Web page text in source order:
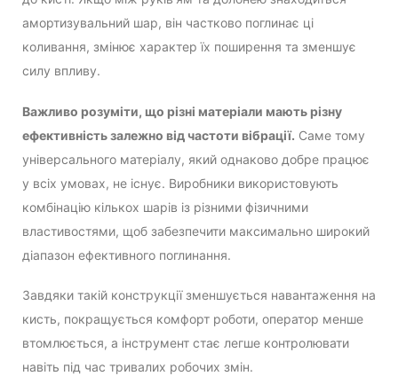
амортизувальний шар, він частково поглинає ці
коливання, змінює характер їх поширення та зменшує
силу впливу.
Важливо розуміти, що різні матеріали мають різну
ефективність залежно від частоти вібрації. Саме тому
універсального матеріалу, який однаково добре працює
у всіх умовах, не існує. Виробники використовують
комбінацію кількох шарів із різними фізичними
властивостями, щоб забезпечити максимально широкий
діапазон ефективного поглинання.
Завдяки такій конструкції зменшується навантаження на
кисть, покращується комфорт роботи, оператор менше
втомлюється, а інструмент стає легше контролювати
навіть під час тривалих робочих змін.